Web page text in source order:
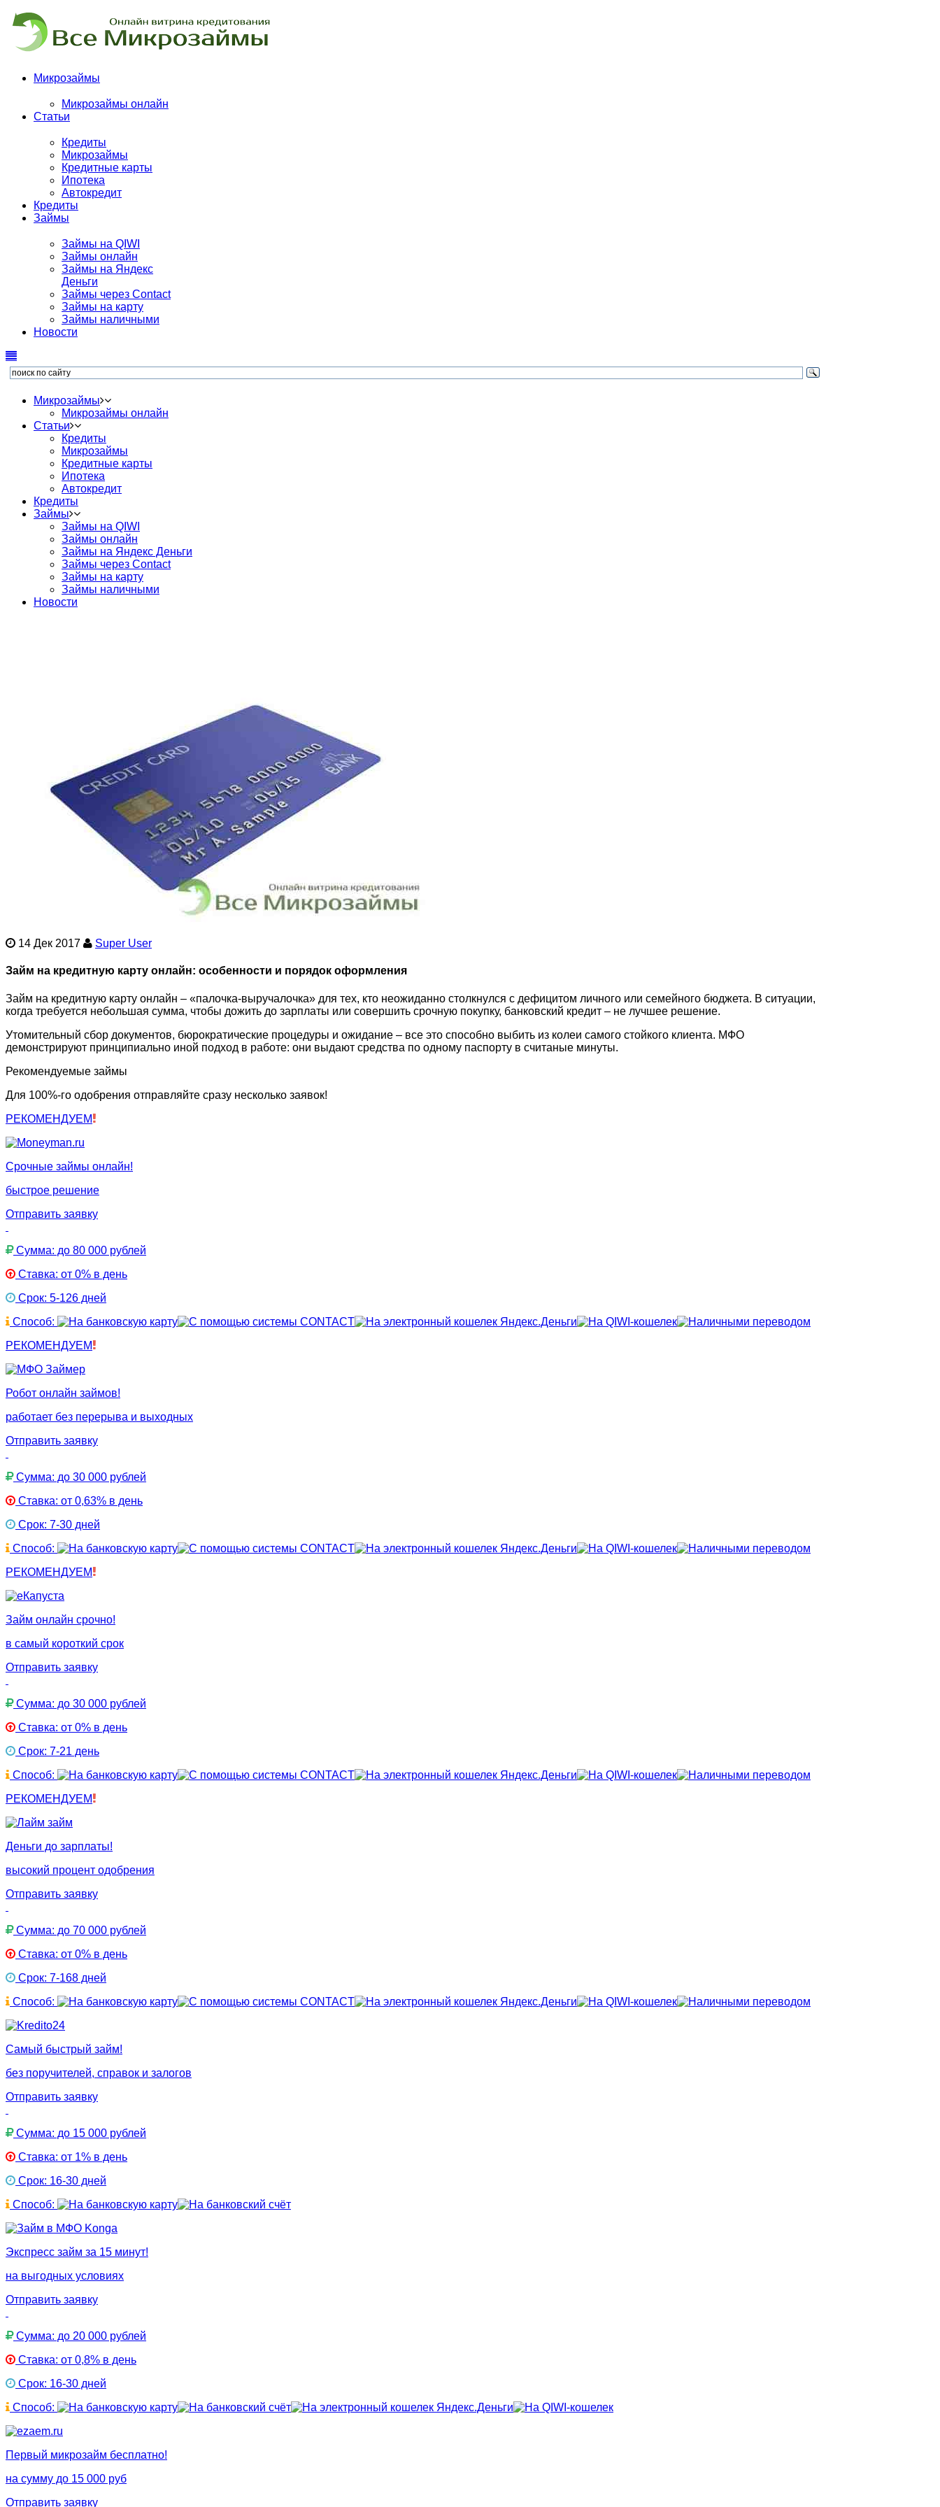
Микрозаймы
Микрозаймы онлайн
Статьи
Кредиты
Микрозаймы
Кредитные карты
Ипотека
Автокредит
Кредиты
Займы
Займы на QIWI
Займы онлайн
Займы на Яндекс
Деньги
Займы через Contact
Займы на карту
Займы наличными
Новости
Микрозаймы
Микрозаймы онлайн
Статьи
Кредиты
Микрозаймы
Кредитные карты
Ипотека
Автокредит
Кредиты
Займы
Займы на QIWI
Займы онлайн
Займы на Яндекс Деньги
Займы через Contact
Займы на карту
Займы наличными
Новости
14 Дек 2017 Super User
Займ на кредитную карту онлайн: особенности и порядок оформления
Займ на кредитную карту онлайн – «палочка-выручалочка» для тех, кто неожиданно столкнулся с дефицитом личного или семейного бюджета. В ситуации,
когда требуется небольшая сумма, чтобы дожить до зарплаты или совершить срочную покупку, банковский кредит – не лучшее решение.
Утомительный сбор документов, бюрократические процедуры и ожидание – все это способно выбить из колеи самого стойкого клиента. МФО
демонстрируют принципиально иной подход в работе: они выдают средства по одному паспорту в считаные минуты.
Рекомендуемые займы
Для 100%-го одобрения отправляйте сразу несколько заявок!
РЕКОМЕНДУЕМ
Срочные займы онлайн!
быстрое решение
Отправить заявку
Сумма: до 80 000 рублей
Ставка: от 0% в день
Срок: 5-126 дней
Способ:
РЕКОМЕНДУЕМ
Робот онлайн займов!
работает без перерыва и выходных
Отправить заявку
Сумма: до 30 000 рублей
Ставка: от 0,63% в день
Срок: 7-30 дней
Способ:
РЕКОМЕНДУЕМ
Займ онлайн срочно!
в самый короткий срок
Отправить заявку
Сумма: до 30 000 рублей
Ставка: от 0% в день
Срок: 7-21 день
Способ:
РЕКОМЕНДУЕМ
Деньги до зарплаты!
высокий процент одобрения
Отправить заявку
Сумма: до 70 000 рублей
Ставка: от 0% в день
Срок: 7-168 дней
Способ:
Самый быстрый займ!
без поручителей, справок и залогов
Отправить заявку
Сумма: до 15 000 рублей
Ставка: от 1% в день
Срок: 16-30 дней
Способ:
Экспресс займ за 15 минут!
на выгодных условиях
Отправить заявку
Сумма: до 20 000 рублей
Ставка: от 0,8% в день
Срок: 16-30 дней
Способ:
Первый микрозайм бесплатно!
на сумму до 15 000 руб
Отправить заявку